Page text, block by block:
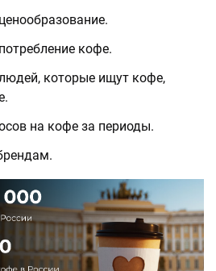
кофе.
которые ищут кофе,
на кофе за периоды.